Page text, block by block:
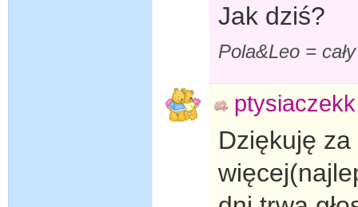
Jak dziś?
Pola&Leo =
ptysiaczekk
Dziękuję za